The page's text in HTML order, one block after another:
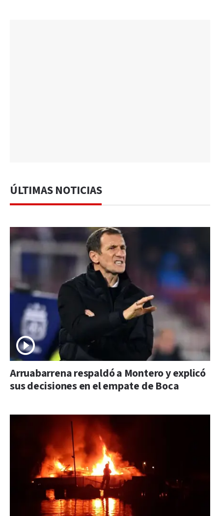
ÚLTIMAS NOTICIAS
Arruabarrena respaldó a Montero y explicó
sus decisiones en el empate de Boca